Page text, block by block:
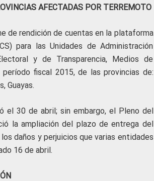
AFECTADAS POR TERREMOTO
de rendición de cuentas en la plataforma
para las Unidades de Administración
y de Transparencia, Medios de
fiscal 2015, de las provincias de:
Guayas.
el 30 de abril; sin embargo, el Pleno del
la ampliación del plazo de entrega del
daños y perjuicios que varias entidades
16 de abril.